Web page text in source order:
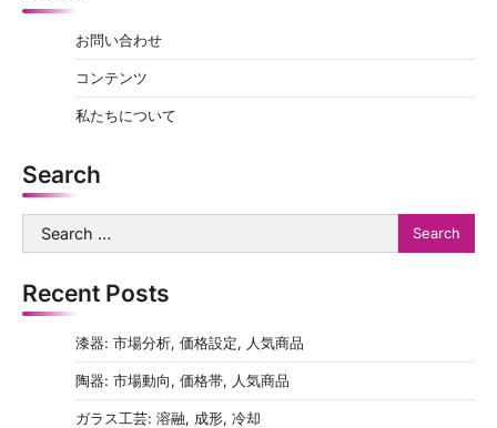
お問い合わせ
コンテンツ
私たちについて
Search
Search
for:
Recent Posts
漆器: 市場分析, 価格設定, 人気商品
陶器: 市場動向, 価格帯, 人気商品
ガラス工芸: 溶融, 成形, 冷却